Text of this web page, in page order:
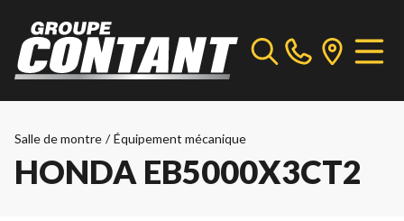
Salle de montre / Équipement mécanique
HONDA EB5000X3CT2